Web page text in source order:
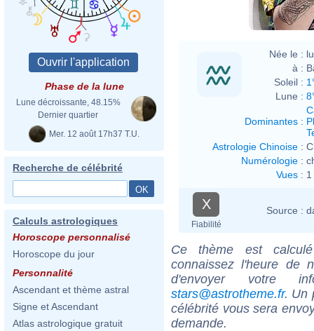
Phase de la lune
Lune décroissante, 48.15%
Dernier quartier
Mer. 12 août 17h37 T.U.
Recherche de célébrité
Calculs astrologiques
Horoscope personnalisé
Horoscope du jour
Personnalité
Ascendant et thème astral
Signe et Ascendant
Atlas astrologique gratuit
Née le :
à :
Soleil :
Lune :
Dominantes :
Astrologie Chinoise :
Numérologie :
Vues :
X
Fiabilité
Source :
Ce thème est
connaissez l'heure de
d'envoyer votre
stars@astrotheme.fr. Un
célébrité vous sera
demande.